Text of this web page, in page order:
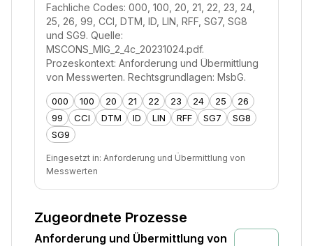
Fachliche Codes: 000, 100, 20, 21, 22, 23, 24,
25, 26, 99, CCI, DTM, ID, LIN, RFF, SG7, SG8
und SG9. Quelle:
MSCONS_MIG_2_4c_20231024.pdf.
Prozeskontext: Anforderung und Übermittlung
von Messwerten. Rechtsgrundlagen: MsbG.
000 100 20 21 22 23 24 25
26
99
CCI DTM ID LIN RFF SG7
SG8
SG9
Eingesetzt in: Anforderung und Übermittlung von
Messwerten
Zugeordnete Prozesse
Anforderung und Übermittlung von